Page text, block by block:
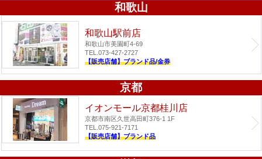
和歌山
和歌山駅前店
和歌山市美園町4-69
TEL.073-427-2727
【販売店舗】ブランド品/金券
京都
イオンモール京都桂川店
京都市南区久世高田町376-1 1F
TEL.075-921-7171
【販売店舗】ブランド品